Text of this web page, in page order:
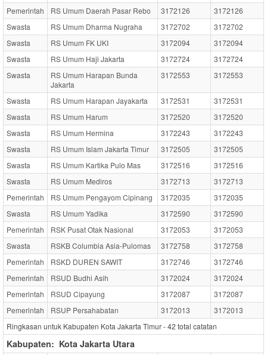
Pemerintah
RS Umum Daerah Pasar Rebo 3172126
3172126
Swasta
RS Umum Dharma Nugraha 3172702
3172702
Swasta
RS Umum FK UKI 3172094
3172094
Swasta
RS Umum Haji Jakarta 3172724
3172724
Swasta
RS Umum Harapan Bunda
Jakarta
3172553 3172553
Swasta RS Umum Harapan Jayakarta 3172531
3172531
Swasta
RS Umum Harum 3172520
3172520
Swasta
RS Umum Hermina 3172243
3172243
Swasta
RS Umum Islam Jakarta Timur 3172505
3172505
Swasta
RS Umum Kartika Pulo Mas 3172516
3172516
Swasta
RS Umum Mediros 3172713
3172713
Pemerintah
RS Umum Pengayom Cipinang 3172035
3172035
Swasta
RS Umum Yadika 3172590
3172590
Pemerintah
RSK Pusat Otak Nasional 3172053
3172053
Swasta
RSKB Columbia Asia-Pulomas 3172758
3172758
Pemerintah
RSKD DUREN SAWIT 3172746
3172746
Pemerintah
RSUD Budhi Asih 3172024
3172024
Pemerintah
RSUD Cipayung 3172087
3172087
Pemerintah
RSUP Persahabatan 3172013
3172013
Ringkasan untuk Kabupaten Kota Jakarta Timur -42 total catatan
Kabupaten: Kota Jakarta Utara